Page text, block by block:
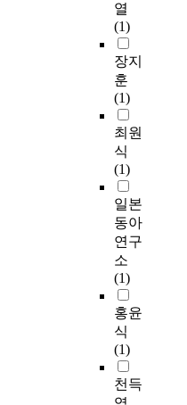
열
(1)
장지
훈
(1)
최원
식
(1)
일본
동아
연구
소
(1)
홍윤
식
(1)
천득